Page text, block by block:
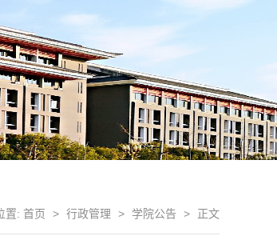
置: 首页 > 行政管理 > 学院公告 > 正文